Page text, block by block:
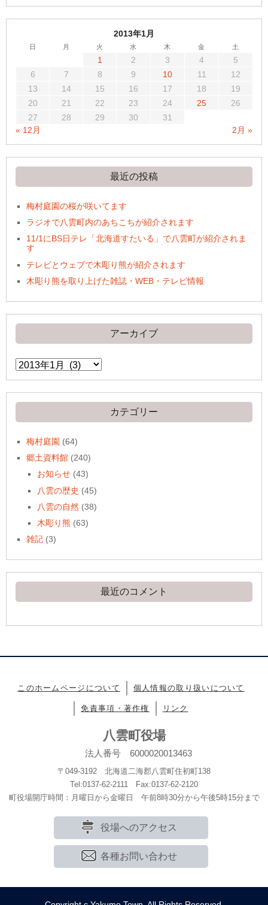
2013年1月
日 月 火 水 木 金 土
1 2 3 4
5
6
7 8 9 10 11
12
13
14 15 16 17 18
19
20
21 22 23 24 25
26
27
28 29 30
31
« 12月
2月 »
最近の投稿
梅村庭園の桜が咲いてます
ラジオで八雲町内のあちこちが紹介されます
11/1にBS日テレ「北海道すたいる」で八雲町が紹介されま
す
テレビとウェブで木彫り熊が紹介されます
木彫り熊を取り上げた雑誌・WEB・テレビ情報
アーカイブ
ア
ー
イ
ブ
カテゴリー
梅村庭園 (64)
郷土資料館 (240)
お知らせ (43)
八雲の歴史 (45)
八雲の自然 (38)
木彫り熊 (63)
雑記 (3)
最近のコメント
このホームページについて 個人情報の取り扱いについて
免責事項・著作権 リンク
八雲町役場
法人番号 6000020013463
〒049-3192 北海道二海郡八雲町住初町138
Tel:0137-62-2111 Fax:0137-62-2120
町役場開庁時間：月曜日から金曜日 午前8時30分から午後5時15分まで
役場へのアクセス
各種お問い合わせ